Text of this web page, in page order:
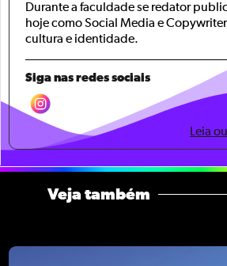
Durante a faculdade se redator
hoje como Social Media e
cultura e identidade.
Siga nas redes sociais
Leia
Veja também